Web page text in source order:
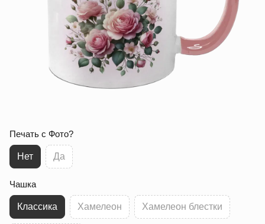
Печать с Фото?
Нет Да
Чашка
Классика Хамелеон Хамелеон блестки